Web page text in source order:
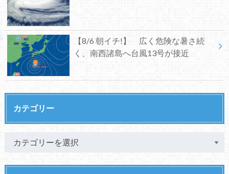
【8/6 朝イチ!】 広く危険な暑さ続
く、南西諸島へ台風13号が接近
カテゴリー